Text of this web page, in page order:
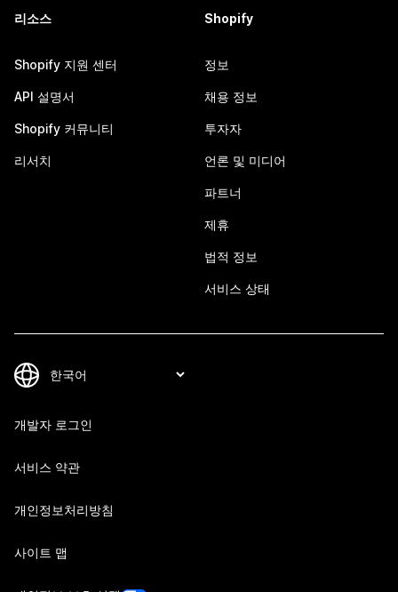
리소스
Shopify 지원 센터
API 설명서
Shopify 커뮤니티
리서치
Shopify
정보
채용 정보
투자자
언론 및 미디어
파트너
제휴
법적 정보
서비스 상태
개발자 로그인
서비스 약관
개인정보처리방침
사이트 맵